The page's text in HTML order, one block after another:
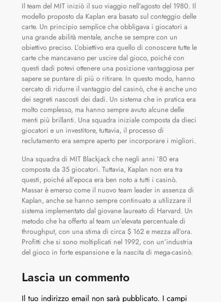
Il team del MIT iniziò il suo viaggio nell’agosto del 1980. Il
modello proposto da Kaplan era basato sul conteggio delle
carte. Un principio semplice che obbligava i giocatori a
una grande abilità mentale, anche se sempre con un
obiettivo preciso. L’obiettivo era quello di conoscere tutte le
carte che mancavano per uscire dal gioco, poiché con
questi dadi potevi ottenere una posizione vantaggiosa per
sapere se puntare di più o ritirare. In questo modo, hanno
cercato di ridurre il vantaggio del casinò, che è anche uno
dei segreti nascosti dei dadi. Un sistema che in pratica era
molto complesso, ma hanno sempre avuto alcune delle
menti più brillanti. Una squadra iniziale composta da dieci
giocatori e un investitore, tuttavia, il processo di
reclutamento era sempre aperto per incorporare i migliori.
Una squadra di MIT Blackjack che negli anni ’80 era
composta da 35 giocatori. Tuttavia, Kaplan non era tra
questi, poiché all’epoca era ben noto a tutti i casinò.
Massar è emerso come il nuovo team leader in assenza di
Kaplan, anche se hanno sempre continuato a utilizzare il
sistema implementato dal giovane laureato di Harvard. Un
metodo che ha offerto al team un’elevata percentuale di
throughput, con una stima di circa $ 162 e mezza all’ora.
Profitti che si sono moltiplicati nel 1992, con un’industria
del gioco in forte espansione e la nascita di mega-casinò.
Lascia un commento
Il tuo indirizzo email non sarà pubblicato. I campi